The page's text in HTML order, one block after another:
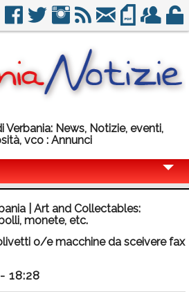
Verbania: News, Notizie, eventi,
vco : Annunci
| Art and Collectables:
monete, etc.
o/e macchine da sceivere fax
18:28